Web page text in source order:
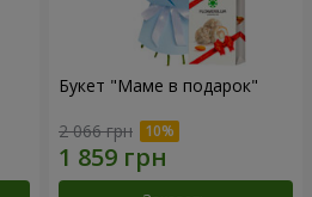
Букет "Маме в подарок"
2 066 грн